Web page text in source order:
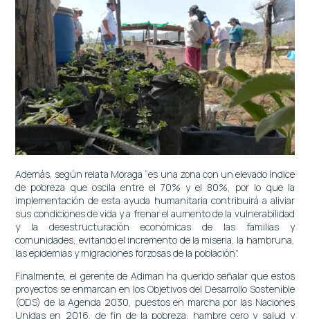
Además, según relata Moraga “es una zona con un elevado índice
de pobreza que oscila entre el 70% y el 80%, por lo que la
implementación de esta ayuda humanitaria contribuirá a aliviar
sus condiciones de vida y a frenar el aumento de la vulnerabilidad
y la desestructuración económicas de las familias y
comunidades, evitando el incremento de la miseria, la hambruna,
las epidemias y migraciones forzosas de la población”.
Finalmente, el gerente de Adiman ha querido señalar que estos
proyectos se enmarcan en los Objetivos del Desarrollo Sostenible
(ODS) de la Agenda 2030, puestos en marcha por las Naciones
Unidas en 2016, de fin de la pobreza, hambre cero y salud y